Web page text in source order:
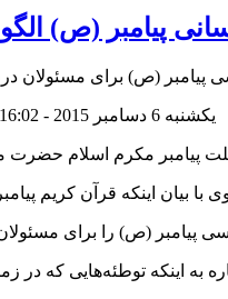
پیامبر (ص)
یکشنبه 6 دسامبر 2015 - 16:02